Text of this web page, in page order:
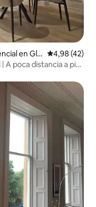
en Gla
Calificación
4,98 (42)
A poca distancia a pie